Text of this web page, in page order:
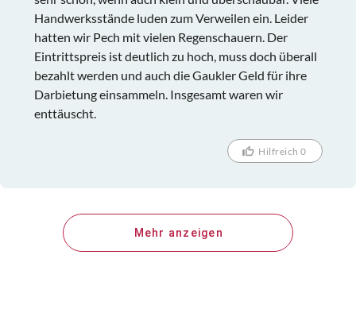
Handwerksstände luden zum Verweilen ein. Leider
hatten wir Pech mit vielen Regenschauern. Der
Eintrittspreis ist deutlich zu hoch, muss doch überall
bezahlt werden und auch die Gaukler Geld für ihre
Darbietung einsammeln. Insgesamt waren wir
enttäuscht.
Hilfreich 0
Mehr anzeigen